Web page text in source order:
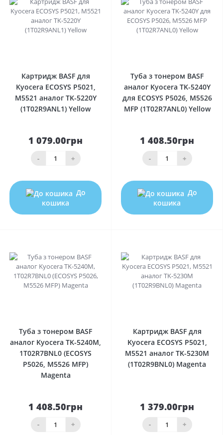
Картридж BASF для
Kyocera ECOSYS P5021,
M5521 аналог TK-5220Y
(1T02R9ANL1) Yellow
1 079.00грн
- +
До
кошика
Туба з тонером BASF
аналог Kyocera TK-5240Y
для ECOSYS P5026, M5526
MFP (1T02R7ANL0) Yellow
1 408.50грн
- +
До
кошика
Туба з тонером BASF
аналог Kyocera TK-5240M,
1T02R7BNL0 (ECOSYS
P5026, M5526 MFP)
Magenta
1 408.50грн
- +
Картридж BASF для
Kyocera ECOSYS P5021,
M5521 аналог TK-5230M
(1T02R9BNL0) Magenta
1 379.00грн
- +